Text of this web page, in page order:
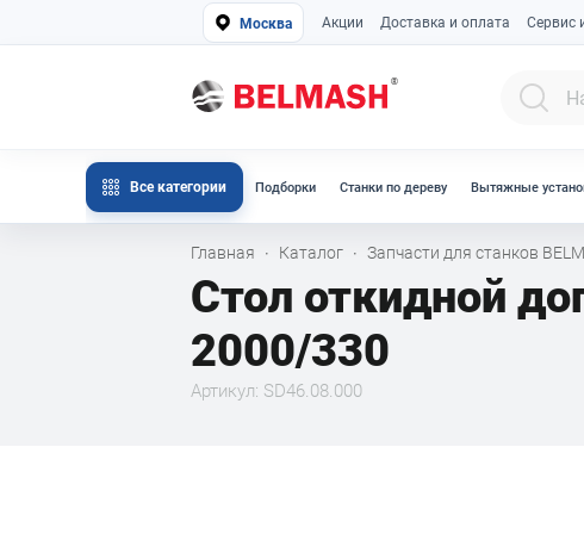
Москва Акции Доставка и оплата Сервис
Все категории Подборки Станки по дереву Вытяжные
Главная · Каталог · Запчасти для станков
Стол откидной
2000/330
Артикул: SD46.08.000